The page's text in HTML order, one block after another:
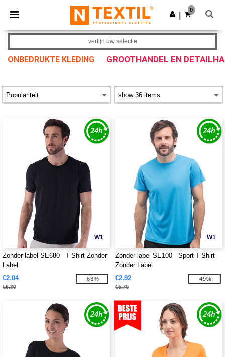
× Ntextil-app
Betere prijzen in de app!
Download app
0
ONBEDRUKTE KLEDING GROOTHANDEL EN
verfijn uw selectie
W1
Zonder label SE680 - T-Shirt Zonder
Label
€2.04
€6.30
-68%
W1
Zonder label SE100 - Sport T-Shirt
Zonder Label
€2.92
€5.70
-49%